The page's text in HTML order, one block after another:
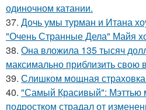
одиночном катании.
37. Дочь умы турман и Итана
"Очень Странные Дела" Майя
38. Она вложила 135 тысяч
максимально приблизить свою
39. Слишком мощная
40. "Самый Красивый": Мэттью
подростком страдал от